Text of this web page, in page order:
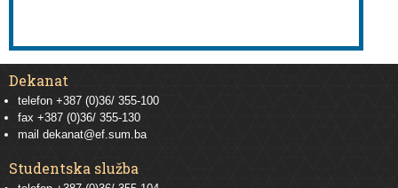
Dekanat
telefon +387 (0)36/ 355-100
fax +387 (0)36/ 355-130
mail dekanat@ef.sum.ba
Studentska služba